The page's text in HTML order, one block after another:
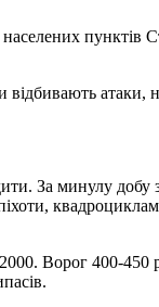
населених
атаки,
За минулу добу
Ворог 400-450